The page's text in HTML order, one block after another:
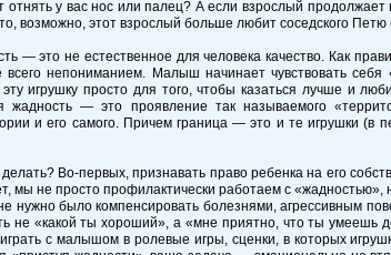
отнять у вас нос или палец? А если взрослый
возможно, этот взрослый больше любит соседского
— это не естественное для человека качество. Как
всего непониманием. Малыш начинает чувствовать
эту игрушку просто для того, чтобы казаться лучше и
жадность — это проявление так называемого
и его самого. Причем граница — это и те игрушки
Во-первых, признавать право ребенка на его
мы не просто профилактически работаем с
нужно было компенсировать болезнями, агрессивным
не «какой ты хороший», а «мне приятно, что ты умеешь
с малышом в ролевые игры, сценки, в которых